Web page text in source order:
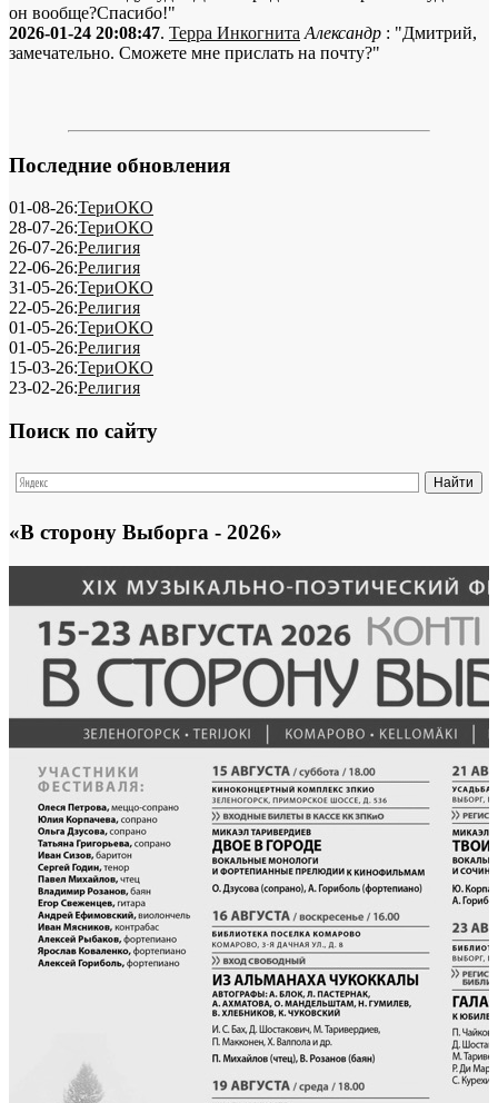
он вообще?Спасибо!"
2026-01-24 20:08:47. Терра Инкогнита Александр : "Дмитрий,
замечательно. Сможете мне прислать на почту?"
Последние обновления
01-08-26:ТериОКО
28-07-26:ТериОКО
26-07-26:Религия
22-06-26:Религия
31-05-26:ТериОКО
22-05-26:Религия
01-05-26:ТериОКО
01-05-26:Религия
15-03-26:ТериОКО
23-02-26:Религия
Поиск по сайту
«В сторону Выборга - 2026»